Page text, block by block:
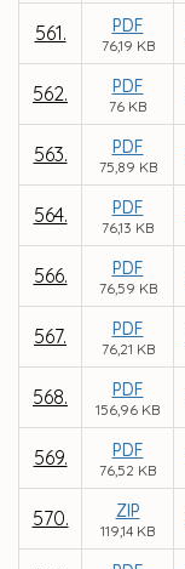
561. PDF
76,19 KB
562. PDF
76 KB
563. PDF
75,89 KB
564. PDF
76,13 KB
566. PDF
76,59 KB
567. PDF
76,21 KB
568. PDF
156,96 KB
569. PDF
76,52 KB
570. ZIP
119,14 KB